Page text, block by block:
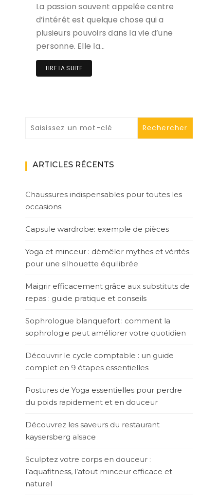
La passion souvent appelée centre
d’intérêt est quelque chose qui a
plusieurs pouvoirs dans la vie d’une
personne. Elle la…
LIRE LA SUITE
ARTICLES RÉCENTS
Chaussures indispensables pour toutes les
occasions
Capsule wardrobe: exemple de pièces
Yoga et minceur : démêler mythes et vérités
pour une silhouette équilibrée
Maigrir efficacement grâce aux substituts de
repas : guide pratique et conseils
Sophrologue blanquefort : comment la
sophrologie peut améliorer votre quotidien
Découvrir le cycle comptable : un guide
complet en 9 étapes essentielles
Postures de Yoga essentielles pour perdre
du poids rapidement et en douceur
Découvrez les saveurs du restaurant
kaysersberg alsace
Sculptez votre corps en douceur :
l’aquafitness, l’atout minceur efficace et
naturel